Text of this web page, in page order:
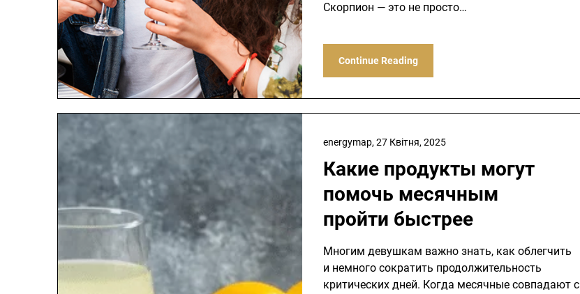
Скорпион — это не просто…
Continue Reading
Какие продукты могут
помочь месячным
пройти быстрее
energymap, 27 Квітня, 2025
Многим девушкам важно знать, как облегчить
и немного сократить продолжительность
критических дней. Когда месячные совпадают с